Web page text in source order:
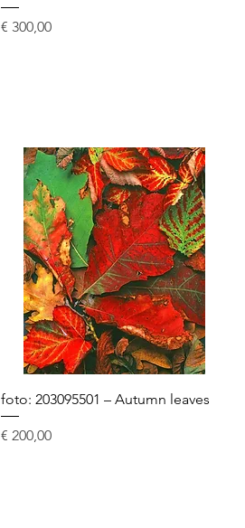
Prijs
€ 300,00
foto: 203095501 – Autumn leaves
Prijs
€ 200,00